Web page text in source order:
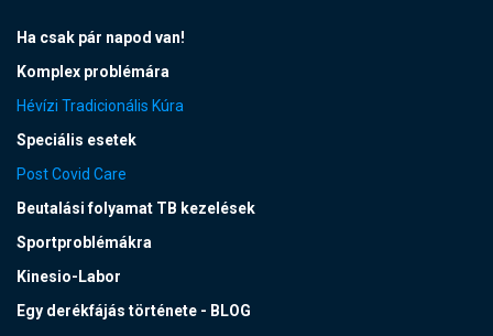
Ha csak pár napod van!
Komplex problémára
Hévízi Tradicionális Kúra
Speciális esetek
Post Covid Care
Beutalási folyamat TB kezelések
Sportproblémákra
Kinesio-Labor
Egy derékfájás története - BLOG